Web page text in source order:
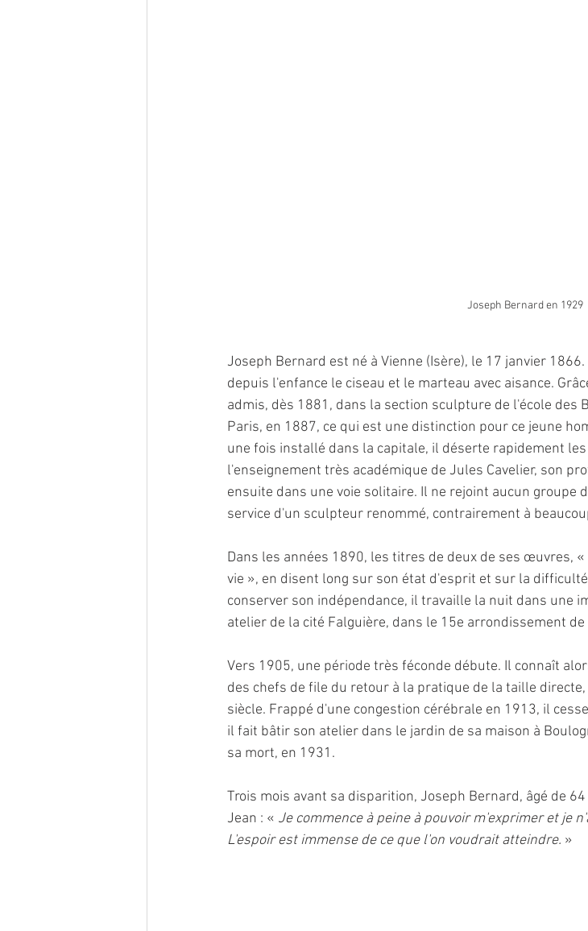
Joseph Bernard en 1929
Joseph Bernard est né à Vienne (Isère), le 17 janvier
depuis l'enfance le ciseau et le marteau avec aisance.
admis, dès 1881, dans la section sculpture de l'école des
Paris, en 1887, ce qui est une distinction pour ce jeune
une fois installé dans la capitale, il déserte rapidement
l'enseignement très académique de Jules Cavelier, son
ensuite dans une voie solitaire. Il ne rejoint aucun groupe
service d'un sculpteur renommé, contrairement à
Dans les années 1890, les titres de deux de ses œuvres,
vie », en disent long sur son état d'esprit et sur la
conserver son indépendance, il travaille la nuit dans une
atelier de la cité Falguière, dans le 15e arrondissement de
Vers 1905, une période très féconde débute. Il connaît
des chefs de file du retour à la pratique de la taille
siècle. Frappé d'une congestion cérébrale en 1913, il
il fait bâtir son atelier dans le jardin de sa maison à
sa mort, en 1931.
Trois mois avant sa disparition, Joseph Bernard, âgé de
Jean : « Je commence à peine à pouvoir m'exprimer et je
L'espoir est immense de ce que l'on voudrait atteindre. »